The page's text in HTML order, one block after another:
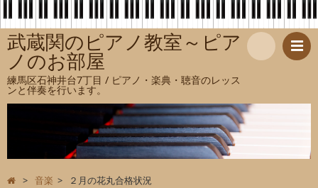
武蔵関のピアノ教室～ピア
ノのお部屋
練馬区石神井台7丁目 / ピアノ・楽典・聴音のレッス
ンと伴奏を行います。
索
> 音楽 > ２月の花丸合格状況